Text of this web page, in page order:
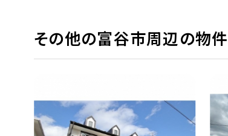
その他の富谷市周辺の物件